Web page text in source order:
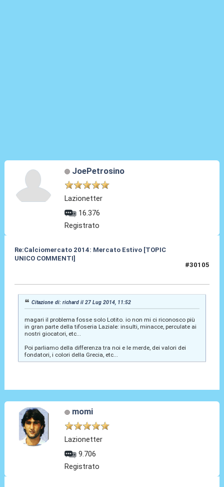
JoePetrosino
Lazionetter
16.376
Registrato
Re:Calciomercato 2014: Mercato Estivo [TOPIC
UNICO COMMENTI]
#30105
Citazione di: richard il 27 Lug 2014, 11:52
magari il problema fosse solo Lotito. io non mi ci riconosco più
in gran parte della tifoseria Laziale: insulti, minacce, perculate ai
nostri giocatori, etc...
Poi parliamo della differenza tra noi e le merde, dei valori dei
fondatori, i colori della Grecia, etc...
momi
Lazionetter
9.706
Registrato